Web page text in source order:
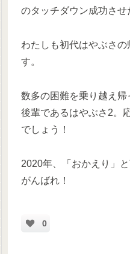
のタッチダウン成功させ
わたしも初代はやぶさ
す。
数多の困難を乗り越え
後輩であるはやぶさ2。
でしょう！
2020年、「おかえり」
がんばれ！
0